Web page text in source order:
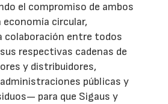
el compromiso de ambos
circular,
colaboración entre todos
respectivas cadenas de
y distribuidores,
públicas y
para que Sigaus y